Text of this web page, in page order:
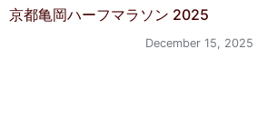
京都亀岡ハーフマラソン 2025
December 15, 2025